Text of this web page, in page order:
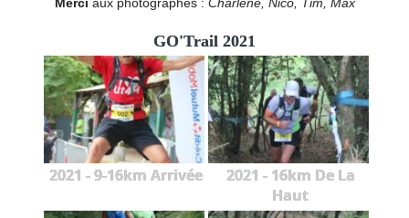
Merci aux photographes : Charlène, Nico, Tim, Max
GO'Trail 2021
2021 - 9-16km Arrivée
2021 - 16km De La
Haut